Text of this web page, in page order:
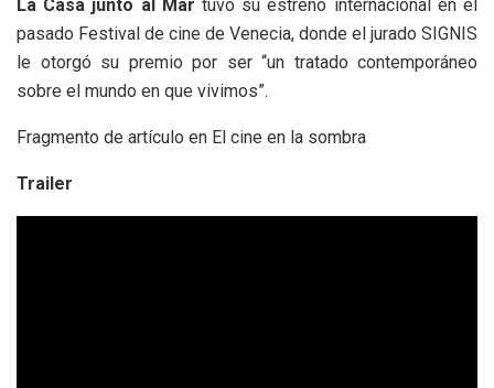
La Casa junto al Mar tuvo su estreno internacional en el
pasado Festival de cine de Venecia, donde el jurado SIGNIS
le otorgó su premio por ser “un tratado contemporáneo
sobre el mundo en que vivimos”.
Fragmento de artículo en El cine en la sombra
Trailer